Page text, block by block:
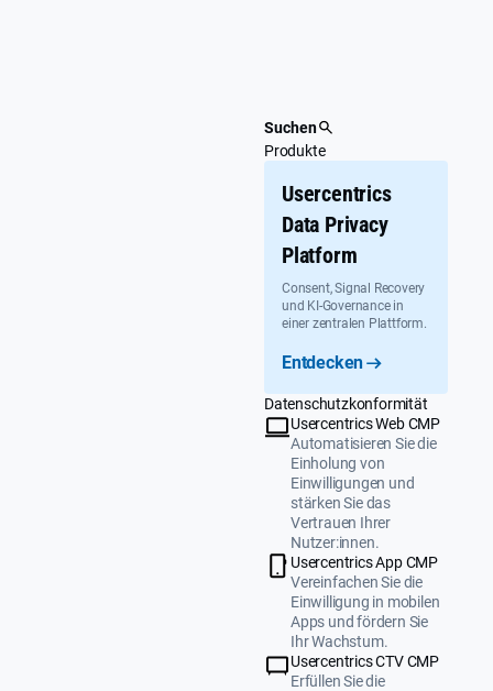
Suchen
Produkte
Usercentrics
Data Privacy
Platform
Consent, Signal Recovery
und KI-Governance in
einer zentralen Plattform.
Entdecken
Datenschutzkonformität
Usercentrics Web CMP
Automatisieren Sie die
Einholung von
Einwilligungen und
stärken Sie das
Vertrauen Ihrer
Nutzer:innen.
Usercentrics App CMP
Vereinfachen Sie die
Einwilligung in mobilen
Apps und fördern Sie
Ihr Wachstum.
Usercentrics CTV CMP
Erfüllen Sie die
LinkedIn